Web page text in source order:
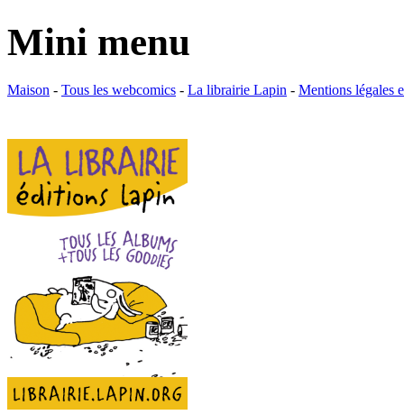
Mini menu
Maison - Tous les webcomics - La librairie Lapin - Mentions légales